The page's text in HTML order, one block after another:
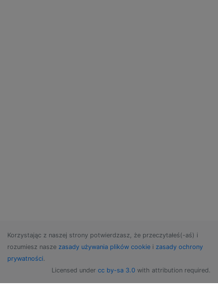
Korzystając z naszej strony potwierdzasz, że przeczytałeś(-aś) i
rozumiesz nasze zasady używania plików cookie i zasady ochrony
prywatności.
Licensed under cc by-sa 3.0 with attribution required.